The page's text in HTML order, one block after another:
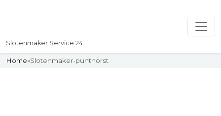
Slotenmaker Service 24
Home»Slotenmaker-punthorst